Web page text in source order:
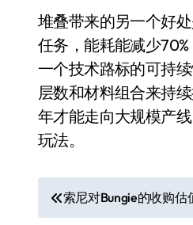
Xbox
AirTag
净利润
堆叠带来的另一个好
任务，能耗能减少
一个技术路标的可持
层数和材料组合来持
年才能走向大规模产
玩法。
文索尼对Bungie的收购估